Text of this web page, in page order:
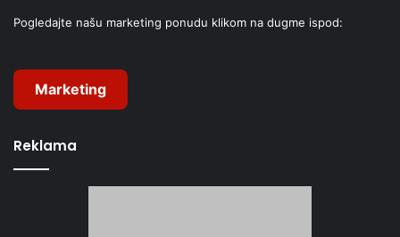
Pogledajte našu marketing ponudu klikom na dugme ispod:
Marketing
Reklama